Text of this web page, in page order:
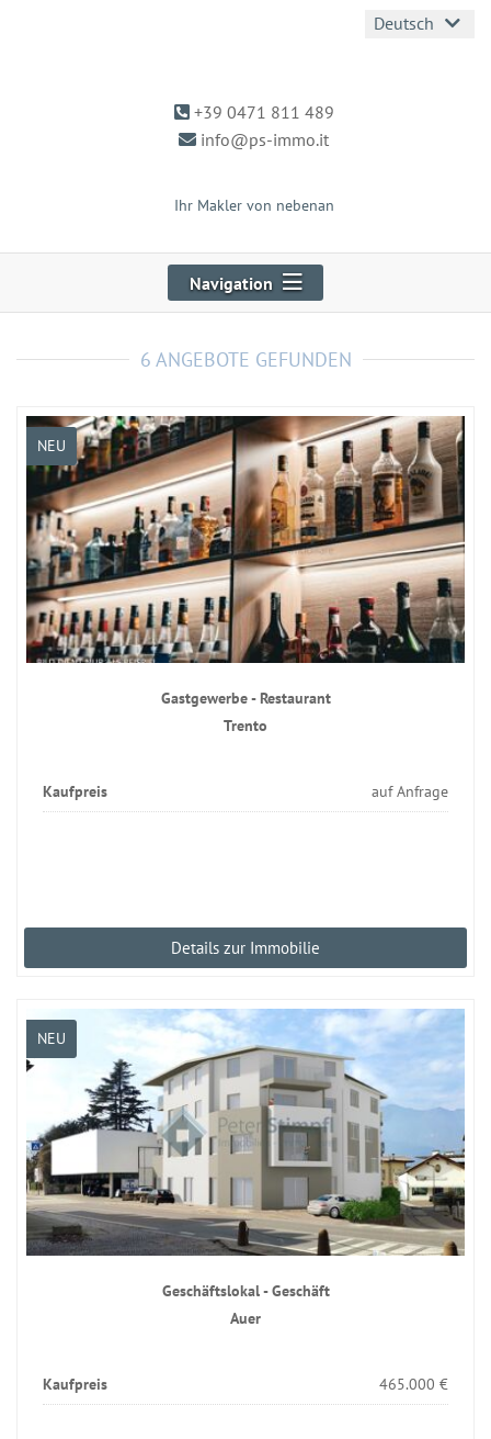
Deutsch
+39 0471 811 489
info@ps-immo.it
Ihr Makler von nebenan
Navigation
6 ANGEBOTE GEFUNDEN
NEU
Gastgewerbe - Restaurant
Trento
Kaufpreis auf Anfrage
Details zur Immobilie
NEU
Geschäftslokal - Geschäft
Auer
Kaufpreis 465.000 €